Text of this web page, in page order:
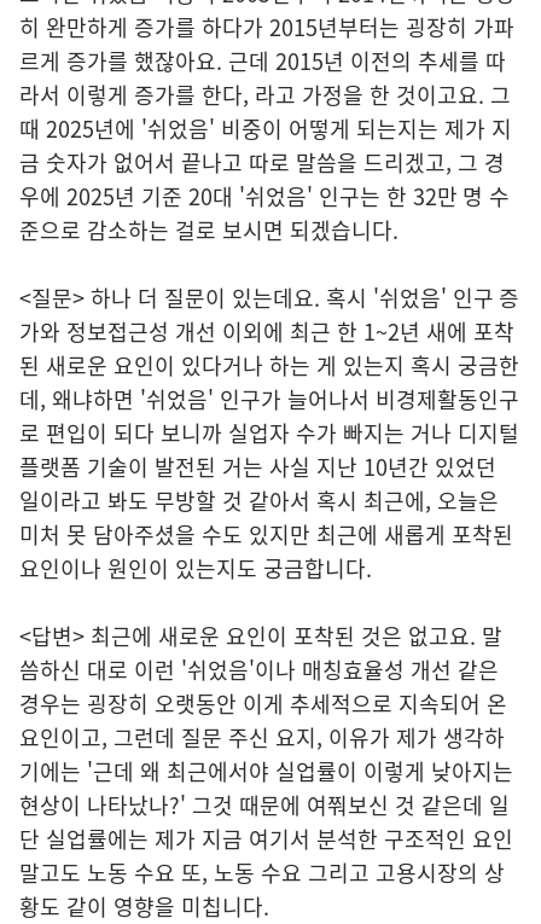
히 완만하게 증가를 하다가 2015년부터는 굉장히 가파
르게 증가를 했잖아요. 근데 2015년 이전의 추세를 따
라서 이렇게 증가를 한다, 라고 가정을 한 것이고요. 그
때 2025년에 '쉬었음' 비중이 어떻게 되는지는 제가 지
금 숫자가 없어서 끝나고 따로 말씀을 드리겠고, 그 경
우에 2025년 기준 20대 '쉬었음' 인구는 한 32만 명 수
준으로 감소하는 걸로 보시면 되겠습니다.
<질문> 하나 더 질문이 있는데요. 혹시 '쉬었음' 인구 증
가와 정보접근성 개선 이외에 최근 한 1~2년 새에 포착
된 새로운 요인이 있다거나 하는 게 있는지 혹시 궁금한
데, 왜냐하면 '쉬었음' 인구가 늘어나서 비경제활동인구
로 편입이 되다 보니까 실업자 수가 빠지는 거나 디지털
플랫폼 기술이 발전된 거는 사실 지난 10년간 있었던
일이라고 봐도 무방할 것 같아서 혹시 최근에, 오늘은
미처 못 담아주셨을 수도 있지만 최근에 새롭게 포착된
요인이나 원인이 있는지도 궁금합니다.
<답변> 최근에 새로운 요인이 포착된 것은 없고요. 말
씀하신 대로 이런 '쉬었음'이나 매칭효율성 개선 같은
경우는 굉장히 오랫동안 이게 추세적으로 지속되어 온
요인이고, 그런데 질문 주신 요지, 이유가 제가 생각하
기에는 '근데 왜 최근에서야 실업률이 이렇게 낮아지는
현상이 나타났나?' 그것 때문에 여쭤보신 것 같은데 일
단 실업률에는 제가 지금 여기서 분석한 구조적인 요인
말고도 노동 수요 또, 노동 수요 그리고 고용시장의 상
황도 같이 영향을 미칩니다.